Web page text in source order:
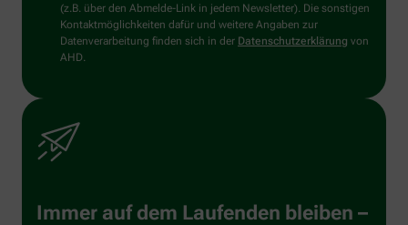
(z.B. über den Abmelde-Link in jedem Newsletter). Die sonstigen
Kontaktmöglichkeiten dafür und weitere Angaben zur
Datenverarbeitung finden sich in der Datenschutzerklärung von
AHD.
Immer auf dem Laufenden bleiben –